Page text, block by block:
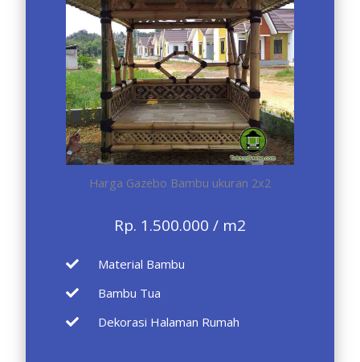
Harga Gazebo Bambu ukuran 2x2
Rp. 1.500.000 / m2
Material Bambu
Bambu Tua
Dekorasi Halaman Rumah